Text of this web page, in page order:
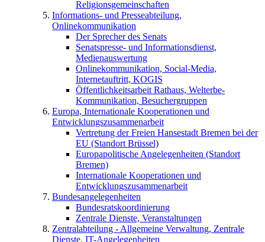
Religionsgemeinschaften
Informations- und Presseabteilung,
Onlinekommunikation
Der Sprecher des Senats
Senatspresse- und Informationsdienst,
Medienauswertung
Onlinekommunikation, Social-Media,
Internetauftritt, KOGIS
Öffentlichkeitsarbeit Rathaus, Welterbe-
Kommunikation, Besuchergruppen
Europa, Internationale Kooperationen und
Entwicklungszusammenarbeit
Vertretung der Freien Hansestadt Bremen bei der
EU (Standort Brüssel)
Europapolitische Angelegenheiten (Standort
Bremen)
Internationale Kooperationen und
Entwicklungszusammenarbeit
Bundesangelegenheiten
Bundesratskoordinierung
Zentrale Dienste, Veranstaltungen
Zentralabteilung - Allgemeine Verwaltung, Zentrale
Dienste, IT-Angelegenheiten